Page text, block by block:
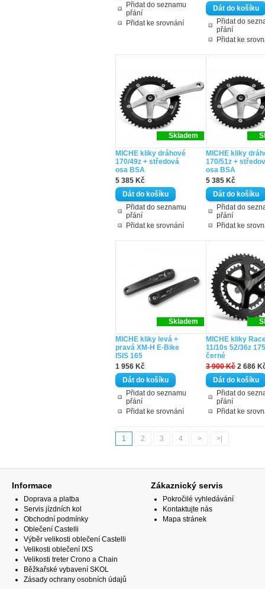
Přidat do seznamu
přání
Přidat ke srovnání
Přidat do
přání
Přidat ke
Skladem
MICHE kliky dráhové
170/49z + středová
osa BSA
5 385 Kč
Přidat do seznamu
přání
Přidat ke srovnání
MICHE kliky
170/51z +
osa BSA
5 385 Kč
Přidat do
přání
Přidat ke
Skladem
MICHE kliky levá +
pravá XM-H E-Bike
ISIS 165
1 956 Kč
Přidat do seznamu
přání
Přidat ke srovnání
MICHE kliky
11/10s 52/36z
černé
3 900 Kč 2 686
Přidat do
přání
Přidat ke
1 2 3 4 > >|
Informace
Doprava a platba
Servis jízdních kol
Obchodní podmínky
Oblečení Castelli
Výběr velikosti oblečení Castelli
Velikosti oblečení IXS
Velikosti treter Crono a Chain
Běžkařské vybavení SKOL
Zásady ochrany osobních údajů
Zákaznický servis
Pokročilé vyhledávání
Kontaktujte nás
Mapa stránek